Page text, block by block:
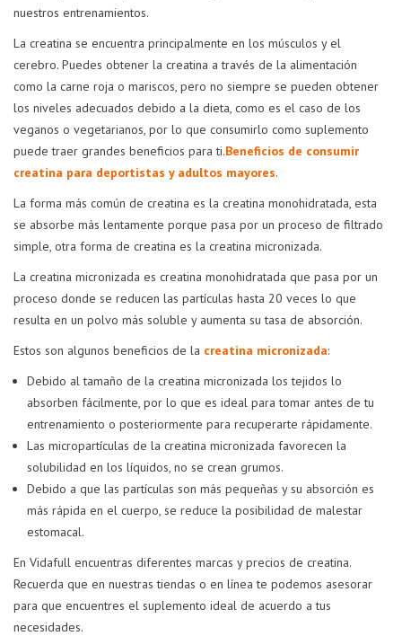
nuestros entrenamientos.
La creatina se encuentra principalmente en los músculos y el
cerebro. Puedes obtener la creatina a través de la alimentación
como la carne roja o mariscos, pero no siempre se pueden obtener
los niveles adecuados debido a la dieta, como es el caso de los
veganos o vegetarianos, por lo que consumirlo como suplemento
puede traer grandes beneficios para ti.Beneficios de consumir
creatina para deportistas y adultos mayores.
La forma más común de creatina es la creatina monohidratada, esta
se absorbe más lentamente porque pasa por un proceso de filtrado
simple, otra forma de creatina es la creatina micronizada.
La creatina micronizada es creatina monohidratada que pasa por un
proceso donde se reducen las partículas hasta 20 veces lo que
resulta en un polvo más soluble y aumenta su tasa de absorción.
Estos son algunos beneficios de la creatina micronizada:
Debido al tamaño de la creatina micronizada los tejidos lo
absorben fácilmente, por lo que es ideal para tomar antes de tu
entrenamiento o posteriormente para recuperarte rápidamente.
Las micropartículas de la creatina micronizada favorecen la
solubilidad en los líquidos, no se crean grumos.
Debido a que las partículas son más pequeñas y su absorción es
más rápida en el cuerpo, se reduce la posibilidad de malestar
estomacal.
En Vidafull encuentras diferentes marcas y precios de creatina.
Recuerda que en nuestras tiendas o en línea te podemos asesorar
para que encuentres el suplemento ideal de acuerdo a tus
necesidades.